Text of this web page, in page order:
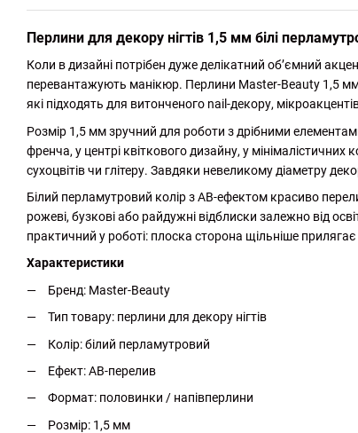
Перлини для декору нігтів 1,5 мм білі
Коли в дизайні потрібен дуже делікатний об’ємний
перевантажують манікюр. Перлини Master-Beauty 1,5
які підходять для витонченого nail-декору,
Розмір 1,5 мм зручний для роботи з дрібними
френча, у центрі квіткового дизайну, у
сухоцвітів чи глітеру. Завдяки невеликому діаметру
Білий перламутровий колір з AB-ефектом красиво
рожеві, бузкові або райдужні відблиски залежно від
практичний у роботі: плоска сторона щільніше
Характеристики
Бренд: Master-Beauty
Тип товару: перлини для декору нігтів
Колір: білий перламутровий
Ефект: AB-перелив
Формат: половинки / напівперлини
Розмір: 1,5 мм